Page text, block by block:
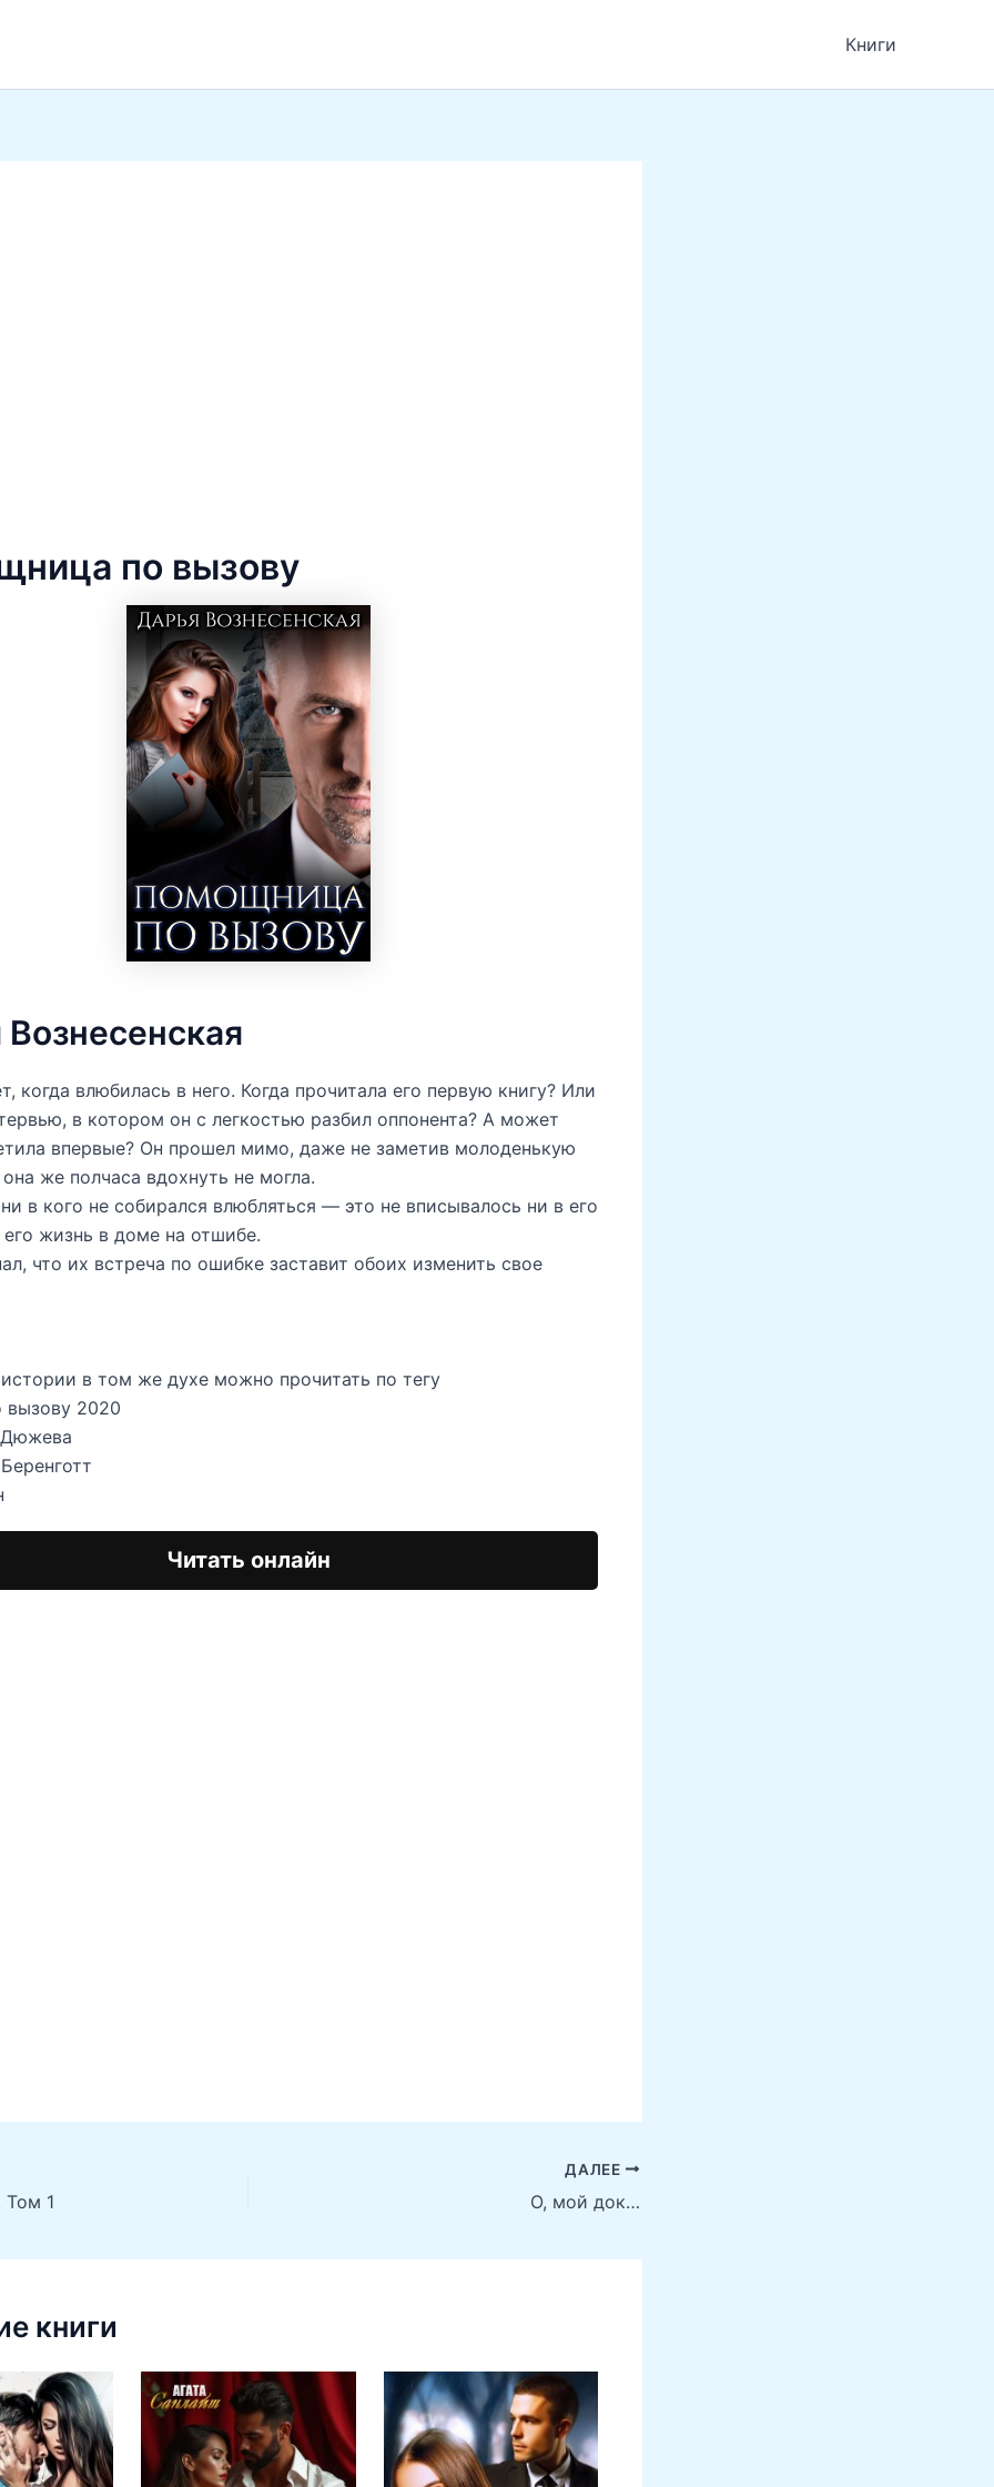
Книги
по вызову
когда влюбилась в него. Когда прочитала его первую книгу? Или
в котором он с легкостью разбил оппонента? А может
впервые? Он прошел мимо, даже не заметив молоденькую
же полчаса вдохнуть не могла.
в кого не собирался влюбляться — это не вписывалось ни в его
жизнь в доме на отшибе.
что их встреча по ошибке заставит обоих изменить свое
в том же духе можно прочитать по тегу
вызову 2020
Читать онлайн
1
ДАЛЕЕ
О, мой док…
книги